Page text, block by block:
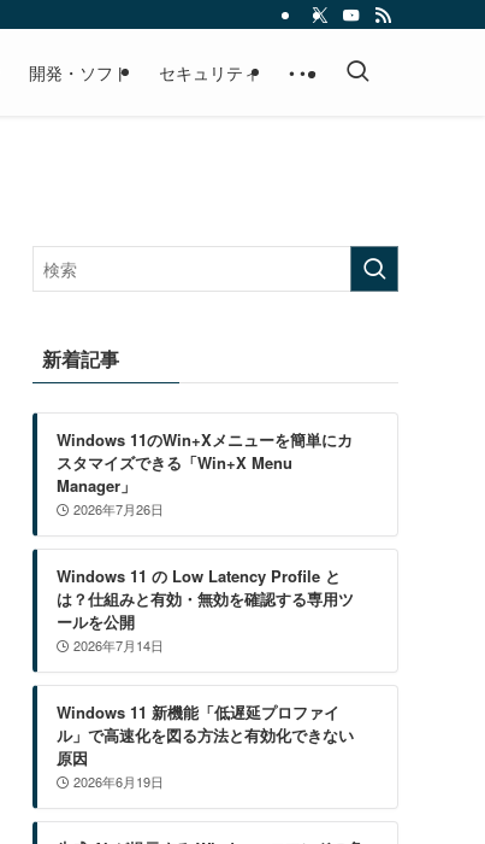
開発・ソフト セキュリティ • • •
新着記事
Windows 11のWin+Xメニューを簡単にカ
スタマイズできる「Win+X Menu
Manager」
2026年7月26日
Windows 11 の Low Latency Profile と
は？仕組みと有効・無効を確認する専用ツ
ールを公開
2026年7月14日
Windows 11 新機能「低遅延プロファイ
ル」で高速化を図る方法と有効化できない
原因
2026年6月19日